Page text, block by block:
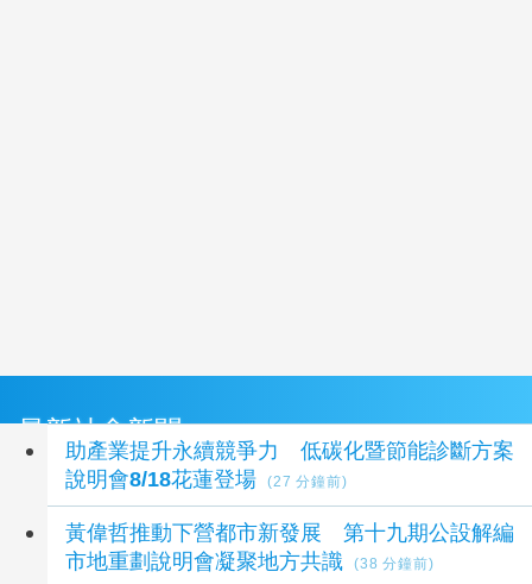
最新社會新聞
助產業提升永續競爭力 低碳化暨節能診斷方案
說明會8/18花蓮登場
(27 分鐘前)
黃偉哲推動下營都市新發展 第十九期公設解編
市地重劃說明會凝聚地方共識
(38 分鐘前)